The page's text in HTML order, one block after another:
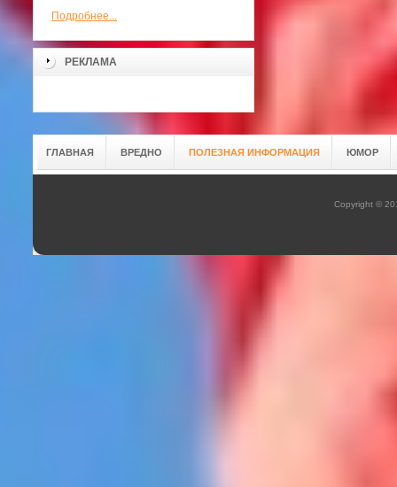
Подробнее...
РЕКЛАМА
ГЛАВНАЯ ВРЕДНО ПОЛЕЗНАЯ ИНФОРМАЦИЯ ЮМОР
Copyright ©